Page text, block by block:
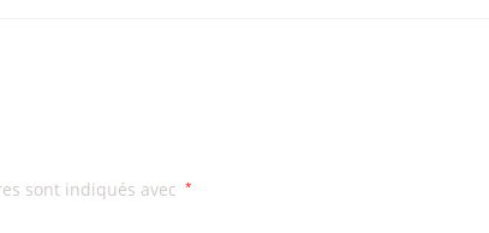
sont indiqués avec *